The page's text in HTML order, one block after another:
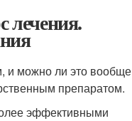
лечения.
и можно ли это вообще
препаратом.
эффективными